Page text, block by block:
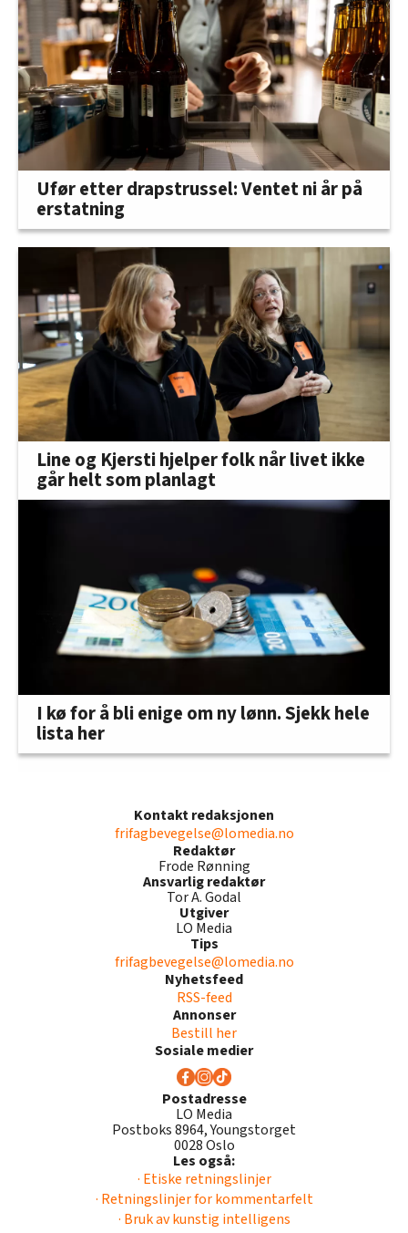
Ufør etter drapstrussel: Ventet ni år på
erstatning
Line og Kjersti hjelper folk når livet ikke
går helt som planlagt
I kø for å bli enige om ny lønn. Sjekk hele
lista her
Kontakt redaksjonen
frifagbevegelse@lomedia.no
Redaktør
Frode Rønning
Ansvarlig redaktør
Tor A. Godal
Utgiver
LO Media
Tips
frifagbevegelse@lomedia.no
Nyhetsfeed
RSS-feed
Annonser
Bestill her
Sosiale medier
Postadresse
LO Media
Postboks 8964, Youngstorget
0028 Oslo
Les også:
· Etiske retningslinjer
· Retningslinjer for kommentarfelt
· Bruk av kunstig intelligens